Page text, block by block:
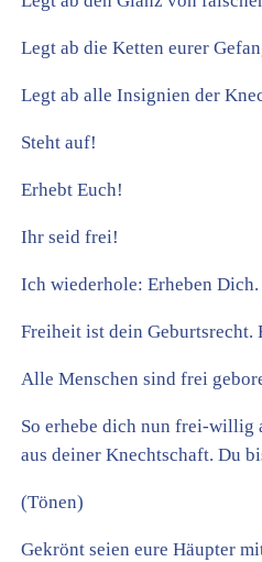
Legt ab die Ketten eurer
Legt ab alle Insignien der
Steht auf!
Erhebt Euch!
Ihr seid frei!
Ich wiederhole: Erheben
Freiheit ist dein Geburtsrecht.
Alle Menschen sind frei
So erhebe dich nun frei-willig
aus deiner Knechtschaft. Du
(Tönen)
Gekrönt seien eure Häupter